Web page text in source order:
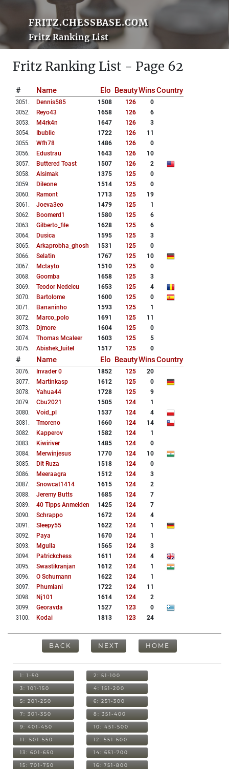
FRITZ.CHESSBASE.COM
Fritz Ranking List
Fritz Ranking List - Page 62
# Name Elo BeautyWinsCountry
3051 . Dennis585 1508 126
0
3052. Reyo43 1658 126
6
3053. M4rk4n 1647 126
3
3054. Ibublic 1722 126
11
3055. Wfh78 1486 126
0
3056. Edustrau 1643 126
10
3057. Buttered Toast 1507 126
2
3058. Alsimak 1375 125
0
3059. Dileone 1514 125
0
3060. Ramont 1713 125
19
3061 . Joeva3eo 1479 125
1
3062. Boomerd1 1580 125
6
3063. Gilberto_file 1628 125
6
3064. Dusica 1595 125
3
3065. Arkaprobha_ghosh 1531 125
0
3066. Selatin 1767 125
10
3067. Mctayto 1510 125
0
3068. Goomba 1658 125
3
3069. Teodor Nedelcu 1653 125
4
3070. Bartolome 1600 125
0
3071 . Bananinho 1593 125
1
3072. Marco_polo 1691 125
11
3073. Djmore 1604 125
0
3074. Thomas Mcaleer 1603 125
5
3075. Abishek_luitel 1517 125 0
# Name Elo BeautyWinsCountry
3076. Invader 0 1852 125
20
3077. Martinkasp 1612 125
0
3078. Yahua44 1728 125
9
3079. Cbu2021 1505 124
1
3080. Void_pl 1537 124
4
3081 . Tmoreno 1660 124
14
3082. Kapperov 1582 124
1
3083. Kiwiriver 1485 124
0
3084. Merwinjesus 1770 124
10
3085. Dlt Ruza 1518 124
0
3086. Meeraagra 1512 124
3
3087. Snowcat1414 1615 124
2
3088. Jeremy Butts 1685 124
7
3089. 40 Tipps Anmelden 1425 124
7
3090. Schrappo 1672 124
4
3091 . Sleepy55 1622 124
1
3092. Paya 1670 124
1
3093. Mgulla 1565 124
3
3094. Patrickchess 1611 124
4
3095. Swastikranjan 1612 124
1
3096. O Schumann 1622 124
1
3097. Phumlani 1722 124
11
3098. Nj101 1614 124
2
3099. Georavda 1527 123
0
3100. Kodai 1813 123 24
BACK NEXT HOME
1: 1-50 2: 51-100
3: 101-150 4: 151-200
5: 201-250 6: 251-300
7: 301-350 8: 351-400
9: 401-450 10: 451-500
11: 501-550 12: 551-600
13: 601-650 14: 651-700
15: 701-750 16: 751-800